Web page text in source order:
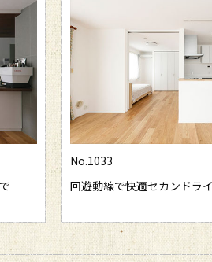
No.1029
木の手触り×異素材アクセ